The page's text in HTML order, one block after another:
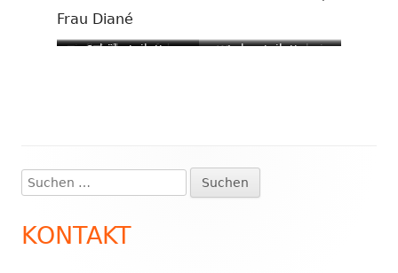
Frau Diané
Tiefbrunnen auf dem
Wasserauslass bei
Tiefbrunnen
Schülertoilette Lehrertoiletten
Haupt-
Seitenleiste
Suchen
nach:
KONTAKT